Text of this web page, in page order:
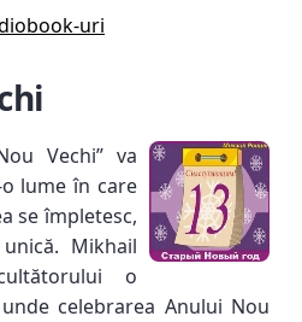
uri
Vechi” va
lume în care
se împletesc,
Mikhail
o
celebrarea Anului Nou